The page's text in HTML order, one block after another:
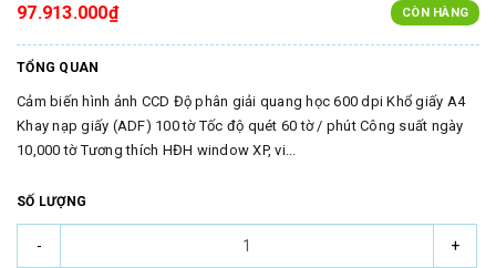
97.913.000₫ CÒN HÀNG
TỔNG QUAN
Cảm biến hình ảnh CCD Độ phân giải quang học 600 dpi Khổ giấy A4
Khay nạp giấy (ADF) 100 tờ Tốc độ quét 60 tờ / phút Công suất ngày
10,000 tờ Tương thích HĐH window XP, vi...
SỐ LƯỢNG
- +